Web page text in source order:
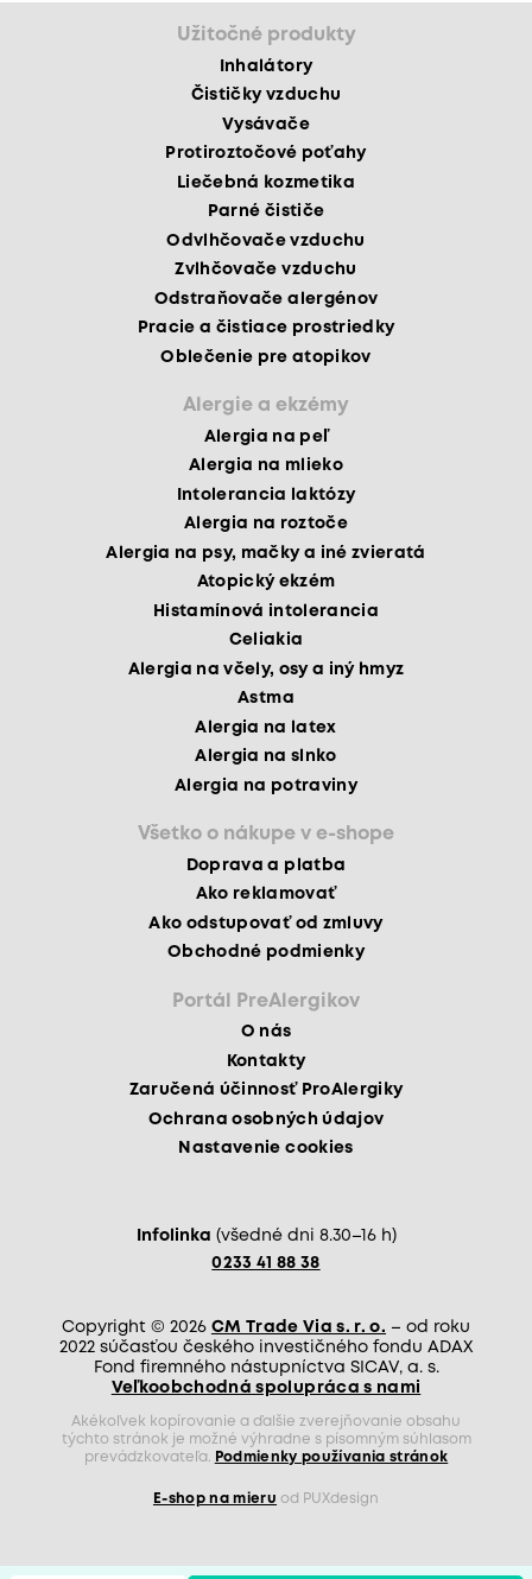
Užitočné produkty
Inhalátory
Čističky vzduchu
Vysávače
Protiroztočové poťahy
Liečebná kozmetika
Parné čističe
Odvlhčovače vzduchu
Zvlhčovače vzduchu
Odstraňovače alergénov
Pracie a čistiace prostriedky
Oblečenie pre atopikov
Alergie a ekzémy
Alergia na peľ
Alergia na mlieko
Intolerancia laktózy
Alergia na roztoče
Alergia na psy, mačky a iné zvieratá
Atopický ekzém
Histamínová intolerancia
Celiakia
Alergia na včely, osy a iný hmyz
Astma
Alergia na latex
Alergia na slnko
Alergia na potraviny
Všetko o nákupe v e-shope
Doprava a platba
Ako reklamovať
Ako odstupovať od zmluvy
Obchodné podmienky
Portál PreAlergikov
O nás
Kontakty
Zaručená účinnosť ProAlergiky
Ochrana osobných údajov
Nastavenie cookies
Infolinka (všedné dni 8.30–16 h)
0233 41 88 38
Copyright © 2026 CM Trade Via s. r. o. – od roku
2022 súčasťou českého investičného fondu ADAX
Fond firemného nástupníctva SICAV, a. s.
Veľkoobchodná spolupráca s nami
Akékoľvek kopírovanie a ďalšie zverejňovanie obsahu
týchto stránok je možné výhradne s písomným súhlasom
prevádzkovateľa.
Podmienky používania stránok
E-shop na mieru od PUXdesign